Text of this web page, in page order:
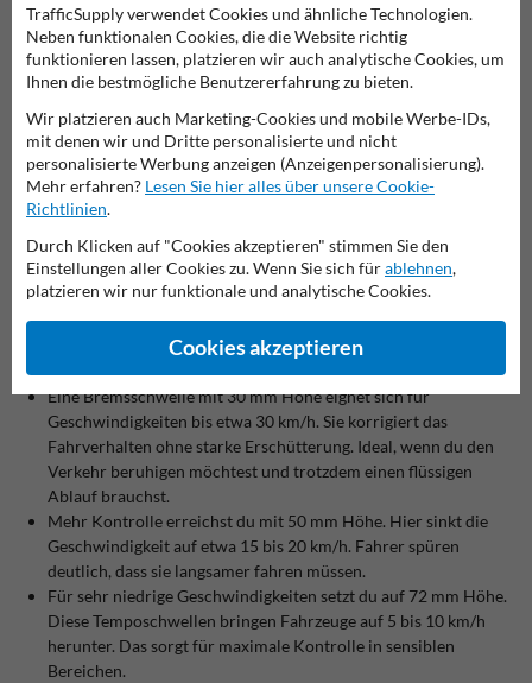
kennzeichnen.
Auch Schäden an Gebäuden, Schranken, Laderampen oder parkenden
Fahrzeugen lassen sich vermeiden. Eine Fahrbahnschwelle
verhindert, dass Fahrzeuge zu schnell in Kurven fahren oder
ungebremst auf ein Gelände einfahren. So senkst du das Risiko von
Reparaturen und unnötigen Kosten.
Du sorgst für eine klare Verkehrsstruktur. Fahrer verstehen sofort,
dass hier langsam gefahren werden muss. Das macht dein Gelände
Welche Bremsschwelle passt zu deiner Situation?
Die richtige Wahl hängt von der gewünschten Geschwindigkeit ab.
Die Höhe der Schwelle bestimmt, wie stark das Tempo reduziert
Eine Bremsschwelle mit 30 mm Höhe eignet sich für
Geschwindigkeiten bis etwa 30 km/h. Sie korrigiert das
Fahrverhalten ohne starke Erschütterung. Ideal, wenn du den
Verkehr beruhigen möchtest und trotzdem einen flüssigen
Ablauf brauchst.
Mehr Kontrolle erreichst du mit 50 mm Höhe. Hier sinkt die
Geschwindigkeit auf etwa 15 bis 20 km/h. Fahrer spüren
deutlich, dass sie langsamer fahren müssen.
Für sehr niedrige Geschwindigkeiten setzt du auf 72 mm Höhe.
Diese Temposchwellen bringen Fahrzeuge auf 5 bis 10 km/h
herunter. Das sorgt für maximale Kontrolle in sensiblen
Bereichen.
TrafficSupply verwendet Cookies und ähnliche Technologien.
Neben funktionalen Cookies, die die Website richtig
funktionieren lassen, platzieren wir auch analytische Cookies, um
Ihnen die bestmögliche Benutzererfahrung zu bieten.
Wir platzieren auch Marketing-Cookies und mobile Werbe-IDs,
mit denen wir und Dritte personalisierte und nicht
personalisierte Werbung anzeigen (Anzeigenpersonalisierung).
Mehr erfahren? Lesen Sie hier alles über unsere Cookie-
Richtlinien.
Durch Klicken auf "Cookies akzeptieren" stimmen Sie den
Einstellungen aller Cookies zu. Wenn Sie sich fürablehnen,
platzieren wir nur funktionale und analytische Cookies.
Cookies akzeptieren